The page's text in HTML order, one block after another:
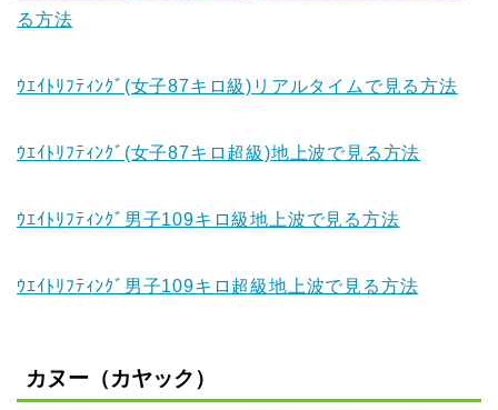
る方法
ｳｴｲﾄﾘﾌﾃｨﾝｸﾞ(女子87キロ級)リアルタイムで見る方法
ｳｴｲﾄﾘﾌﾃｨﾝｸﾞ(女子87キロ超級)地上波で見る方法
ｳｴｲﾄﾘﾌﾃｨﾝｸﾞ男子109キロ級地上波で見る方法
ｳｴｲﾄﾘﾌﾃｨﾝｸﾞ男子109キロ超級地上波で見る方法
カヌー（カヤック）